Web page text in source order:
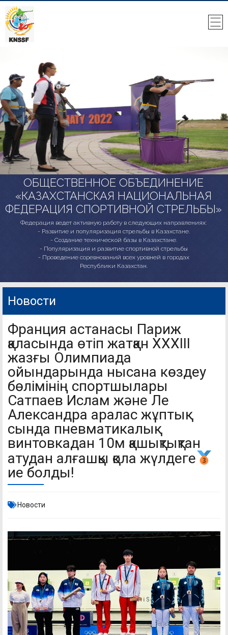
ОБЩЕСТВЕННОЕ ОБЪЕДИНЕНИЕ
«КАЗАХСТАНСКАЯ НАЦИОНАЛЬНАЯ
ФЕДЕРАЦИЯ СПОРТИВНОЙ СТРЕЛЬБЫ»
Федерация ведет активную работу в следующих направлениях:
- Развитие и популяризация стрельбы в Казахстане.
- Создание технической базы в Казахстане.
- Популяризация и развитие спортивной стрельбы
- Проведение соревнований всех уровней в городах
Республики Казахстан.
Новости
Франция астанасы Париж
қаласында өтіп жатқан ХХХІІІ
жазғы Олимпиада
ойындарында нысана көздеу
бөлімінің спортшылары
Сатпаев Ислам және Ле
Александра аралас жұптық
сында пневматикалық
винтовкадан 10м қашықтықтан
атудан алғашқы қола жүлдеге
ие болды!
Новости